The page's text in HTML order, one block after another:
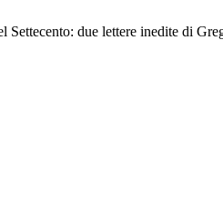
due lettere inedite di